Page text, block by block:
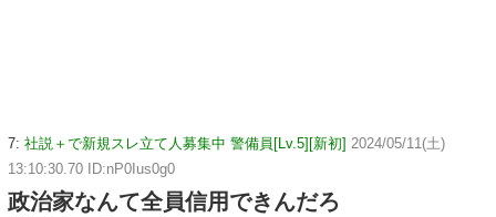
7: 社説＋で新規スレ立て人募集中 警備員[Lv.5][新初] 2024/05/11(土)
13:10:30.70 ID:nP0Ius0g0
政治家なんて全員信用できんだろ